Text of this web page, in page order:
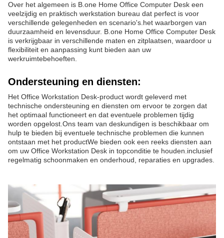
Over het algemeen is B.one Home Office Computer Desk een
veelzijdig en praktisch werkstation bureau dat perfect is voor
verschillende gelegenheden en scenario's.het waarborgen van
duurzaamheid en levensduur. B.one Home Office Computer Desk
is verkrijgbaar in verschillende maten en zitplaatsen, waardoor u
flexibiliteit en aanpassing kunt bieden aan uw
werkruimtebehoeften.
Ondersteuning en diensten:
Het Office Workstation Desk-product wordt geleverd met
technische ondersteuning en diensten om ervoor te zorgen dat
het optimaal functioneert en dat eventuele problemen tijdig
worden opgelost.Ons team van deskundigen is beschikbaar om
hulp te bieden bij eventuele technische problemen die kunnen
ontstaan met het productWe bieden ook een reeks diensten aan
om uw Office Workstation Desk in topconditie te houden.inclusief
regelmatig schoonmaken en onderhoud, reparaties en upgrades.